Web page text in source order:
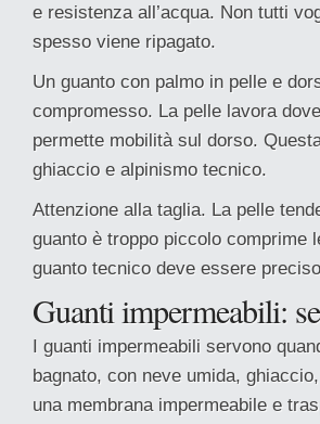
e resistenza all’acqua. Non tutti
spesso viene ripagato.
Un guanto con palmo in pelle e
compromesso. La pelle lavora
permette mobilità sul dorso.
ghiaccio e alpinismo tecnico.
Attenzione alla taglia. La pelle
guanto è troppo piccolo comprime
guanto tecnico deve essere
Guanti impermeabili:
I guanti impermeabili servono
bagnato, con neve umida,
una membrana impermeabile e